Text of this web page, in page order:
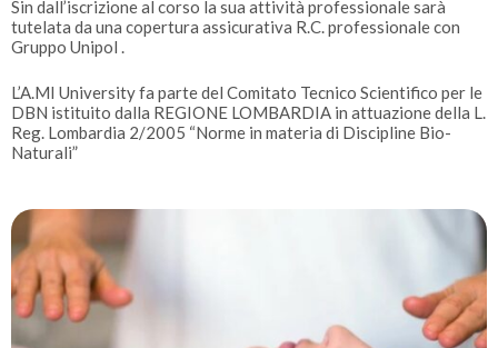
Sin dall’iscrizione al corso la sua attività professionale sarà
tutelata da una copertura assicurativa R.C. professionale con
Gruppo Unipol .
L’A.MI University fa parte del Comitato Tecnico Scientifico per le
DBN istituito dalla REGIONE LOMBARDIA in attuazione della L.
Reg. Lombardia 2/2005 “Norme in materia di Discipline Bio-
Naturali”